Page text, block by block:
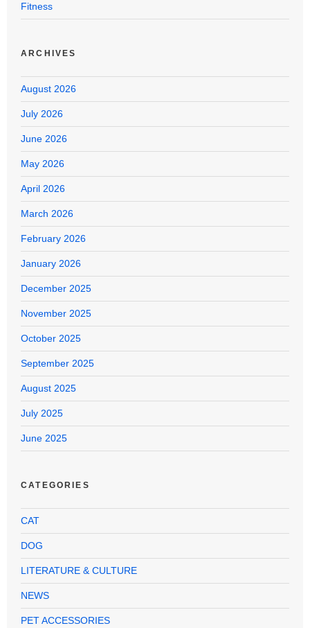
Fitness
ARCHIVES
August 2026
July 2026
June 2026
May 2026
April 2026
March 2026
February 2026
January 2026
December 2025
November 2025
October 2025
September 2025
August 2025
July 2025
June 2025
CATEGORIES
CAT
DOG
LITERATURE & CULTURE
NEWS
PET ACCESSORIES